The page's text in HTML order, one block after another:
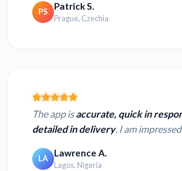
PS Patrick S.
Prague, Czechia
The app isaccurate, quick in
detailed in delivery. I am
LA Lawrence A.
Lagos, Nigeria